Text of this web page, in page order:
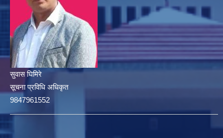
सुवास घिमिरे
सूचना प्रविधि अधिकृत
9847961552